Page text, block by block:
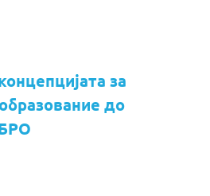
за
до